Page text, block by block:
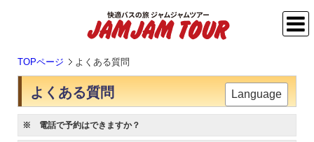
TOPページ よくある質問
Language
よくある質問
※ 電話で予約はできますか？